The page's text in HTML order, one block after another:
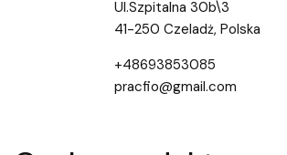
Ul.Szpitalna 30b\3
41-250 Czeladż, Polska
+48693853085
pracfio@gmail.com